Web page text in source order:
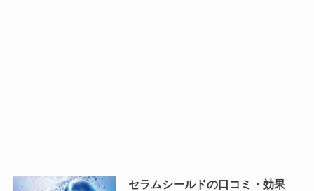
セラムシールドの口コミ・効果